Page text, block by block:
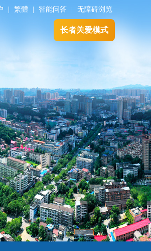
繁體 智能问答 无障碍浏览
长者关爱模式